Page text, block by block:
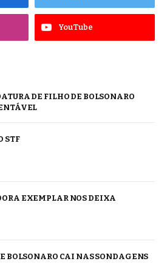
YouTube
DE FILHO DE BOLSONARO
STF
EXEMPLAR NOS DEIXA
BOLSONARO CAI NAS SONDAGENS